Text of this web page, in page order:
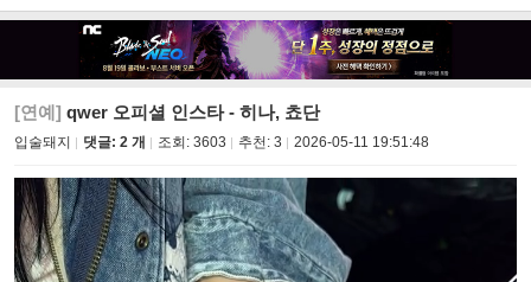
on/off
쓰
[연예] qwer 오피셜 인스타 - 히나, 쵸단
입술돼지 댓글: 2 개 조회: 3603 추천: 3 2026-05-11 19:51:48